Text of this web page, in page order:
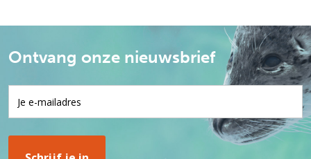
Ontvang onze nieuwsbrief